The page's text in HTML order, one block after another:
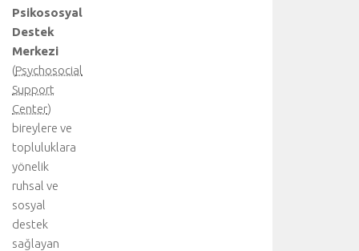
Psikososyal
Destek
Merkezi
(Psychosocial
Support
Center)
bireylere ve
topluluklara
yönelik
ruhsal ve
sosyal
destek
sağlayan